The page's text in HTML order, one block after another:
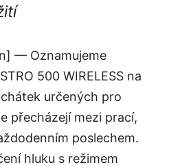
— Oznamujeme
500 WIRELESS na
určených pro
přecházejí mezi prací,
poslechem.
hluku s režimem